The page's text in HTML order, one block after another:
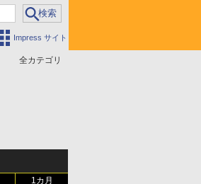
Impress サイト
全カテゴリ
1カ月